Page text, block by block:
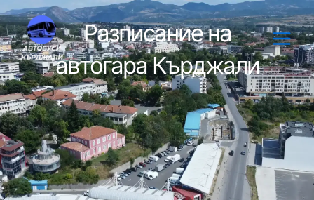
Skip
to
content
Разписание на
автогара Кърджали